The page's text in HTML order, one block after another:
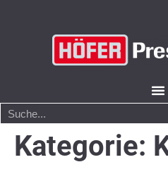
Kategorie: